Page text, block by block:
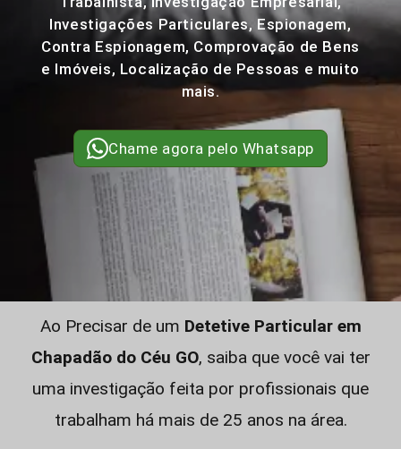
Investigações Particulares, Espionagem,
Contra Espionagem, Comprovação de Bens
e Imóveis, Localização de Pessoas e muito
mais.
Chame agora pelo Whatsapp
Ao Precisar de um Detetive Particular em
Chapadão do Céu GO, saiba que você vai ter
uma investigação feita por profissionais que
trabalham há mais de 25 anos na área.